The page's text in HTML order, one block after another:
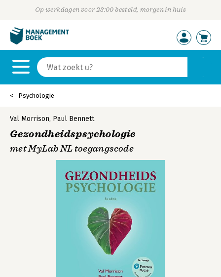
Op werkdagen voor 23:00 besteld, morgen in huis
Psychologie
Val Morrison, Paul Bennett
Gezondheidspsychologie
met MyLab NL toegangscode